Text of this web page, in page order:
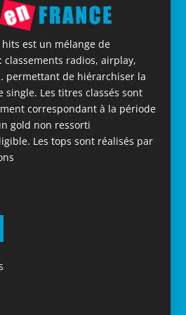
est un mélange de
radios, airplay,
permettant de hiérarchiser la
Les titres classés sont
correspondant à la période
gold non ressorti
Les tops sont réalisés par